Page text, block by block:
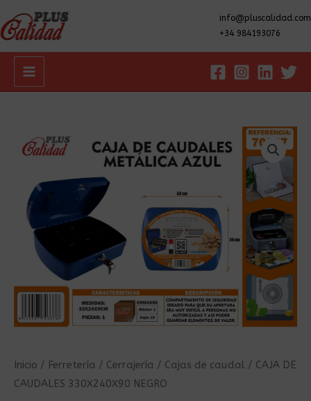
info@pluscalidad.com
+34 984193076
Main
Inicio / Ferretería / Cerrajería / Cajas de caudal / CAJA DE
CAUDALES 330X240X90 NEGRO